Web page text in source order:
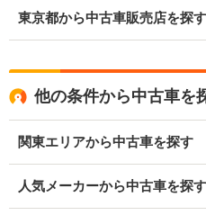
東京都から中古車販売店を探す
他の条件から中古車を
関東エリアから中古車を探す
人気メーカーから中古車を探す